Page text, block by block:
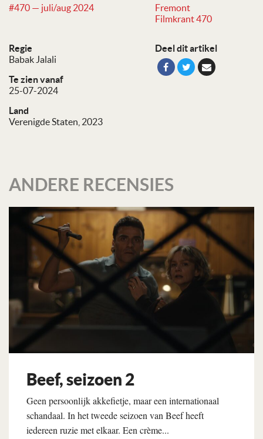
#470 — juli/aug 2024
Fremont
Filmkrant 470
Regie
Babak Jalali
Te zien vanaf
25-07-2024
Land
Verenigde Staten, 2023
Deel dit artikel
ANDERE RECENSIES
Beef, seizoen 2
Geen persoonlijk akkefietje, maar een internationaal
schandaal. In het tweede seizoen van Beef heeft
iedereen ruzie met elkaar. Een crème...